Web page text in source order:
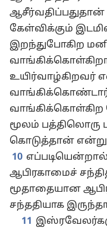
கேள்விக்கும்
இறந்துபோகிற
உயிர்வாழ்கிறவர்
வாங்கிக்கொள்கிற
மூலம் பத்திலொரு
கொடுத்தான்
10
ஆபிரகாமைச்
மூதாதையான
சந்ததியாக
11